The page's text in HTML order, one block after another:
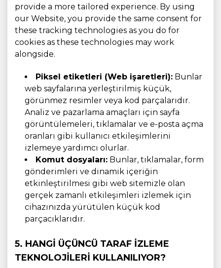
provide a more tailored experience. By using
our Website, you provide the same consent for
these tracking technologies as you do for
cookies as these technologies may work
alongside.
Piksel etiketleri (Web işaretleri): Bunlar
web sayfalarına yerleştirilmiş küçük,
görünmez resimler veya kod parçalarıdır.
Analiz ve pazarlama amaçları için sayfa
görüntülemeleri, tıklamalar ve e-posta açma
oranları gibi kullanıcı etkileşimlerini
izlemeye yardımcı olurlar.
Komut dosyaları: Bunlar, tıklamalar, form
gönderimleri ve dinamik içeriğin
etkinleştirilmesi gibi web sitemizle olan
gerçek zamanlı etkileşimleri izlemek için
cihazınızda yürütülen küçük kod
parçacıklarıdır.
5. HANGI ÜÇÜNCÜ TARAF IZLEME
TEKNOLOJILERI KULLANILIYOR?